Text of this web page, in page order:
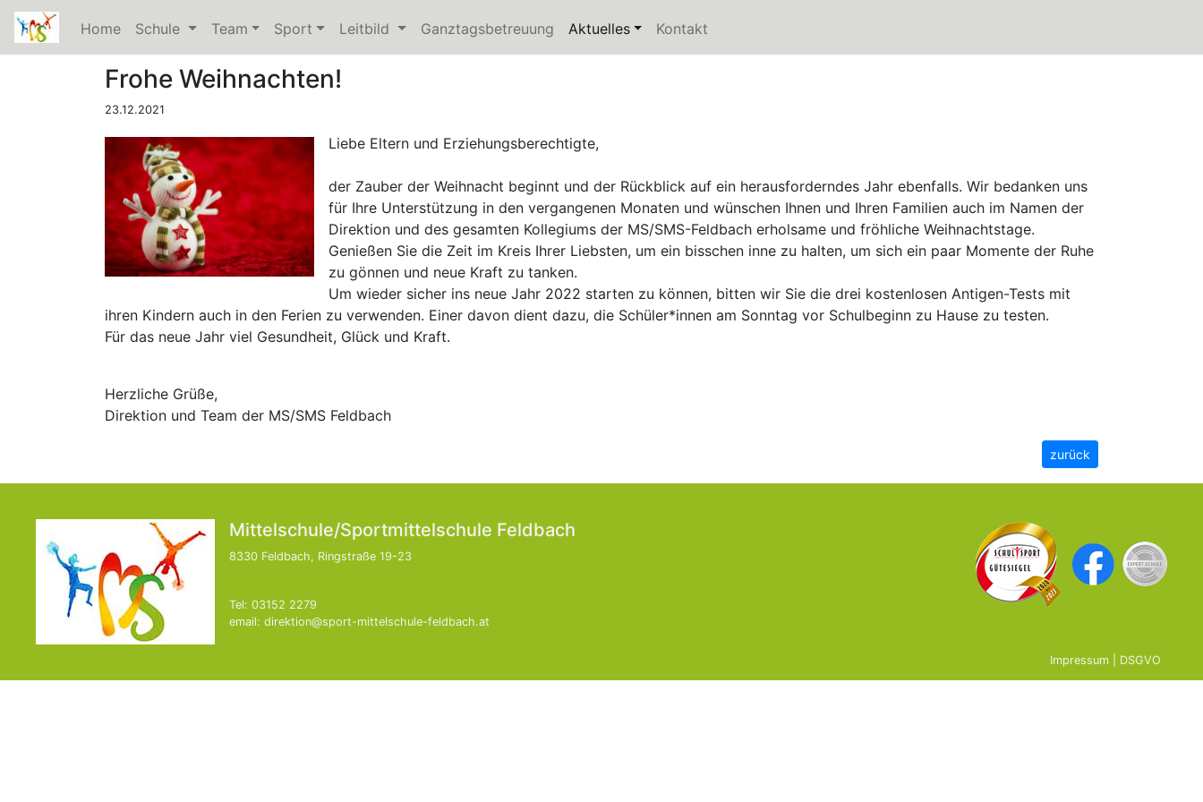
Home Schule (current)
Team Sport Leitbild (current)
Ganztagsbetreuung Aktuelles(current)
Kontakt
Frohe Weihnachten!
23.12.2021
Liebe Eltern und Erziehungsberechtigte,
der Zauber der Weihnacht beginnt und der Rückblick auf ein herausforderndes Jahr ebenfalls. Wir bedanken uns
für Ihre Unterstützung in den vergangenen Monaten und wünschen Ihnen und Ihren Familien auch im Namen der
Direktion und des gesamten Kollegiums der MS/SMS-Feldbach erholsame und fröhliche Weihnachtstage.
Genießen Sie die Zeit im Kreis Ihrer Liebsten, um ein bisschen inne zu halten, um sich ein paar Momente der Ruhe
zu gönnen und neue Kraft zu tanken.
Um wieder sicher ins neue Jahr 2022 starten zu können, bitten wir Sie die drei kostenlosen Antigen-Tests mit
ihren Kindern auch in den Ferien zu verwenden. Einer davon dient dazu, die Schüler*innen am Sonntag vor Schulbeginn zu Hause zu testen.
Für das neue Jahr viel Gesundheit, Glück und Kraft.
Herzliche Grüße,
Direktion und Team der MS/SMS Feldbach
zurück
Mittelschule/Sportmittelschule Feldbach
8330 Feldbach, Ringstraße 19-23
Tel: 03152 2279
email: direktion@sport-mittelschule-feldbach.at
Impressum DSGVO